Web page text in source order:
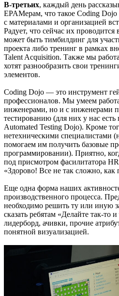
В-третьих, каждый день
EPAMерам, что такое Coding
с материалами и организацией
Радует, что сейчас их
может быть тимбилдинг для
проекта либо тренинг в рамках
Talent Acquisition. Также мы
хотят разнообразить свои
элементов.
Coding Dojo — это инструмент
профессионалов. Мы умеем
инженерами, но и с инженерами
тестированию (для них у нас
Automated Testing Dojo). Кроме
нетехническими специалистами
помогаем им получить базовые
программировании). Приятно,
под присмотром фасилитатора
«Здорово! Все не так сложно, как
Еще одна форма наших
производственного процесса.
необходимо решить ту или иную
сказать ребятам «Делайте так-то
лидерборд, ачивки, прочие
понятной визуализацией.